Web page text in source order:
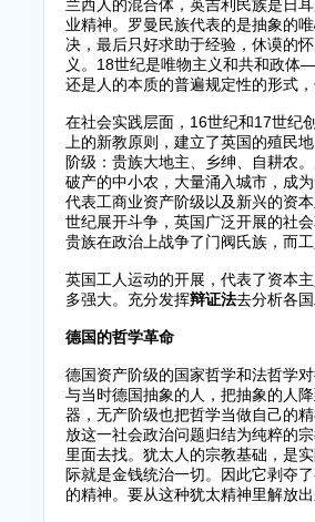
兰西人的混合体，英吉利民族是日
业精神。罗曼民族代表的是抽象的
决，最后只好求助于经验，休谟的
义。18世纪是唯物主义和共和政体
还是人的本质的普遍规定性的形式
在社会实践层面，16世纪和17世纪
上的新教原则，建立了英国的殖民
阶级：贵族大地主、乡绅、自耕农
破产的中小农，大量涌入城市，成
代表工商业资产阶级以及新兴的资
世纪展开斗争，英国广泛开展的社
贵族在政治上战争了门阀氏族，而
英国工人运动的开展，代表了资本
多强大。充分发挥辩证法去分析各
德国的哲学革命
德国资产阶级的国家哲学和法哲学
与当时德国抽象的人，把抽象的人
器，无产阶级也把哲学当做自己的
放这一社会政治问题归结为纯粹的
里面去找。犹太人的宗教基础，是
际就是金钱统治一切。因此它剥夺
的精神。要从这种犹太精神里解放